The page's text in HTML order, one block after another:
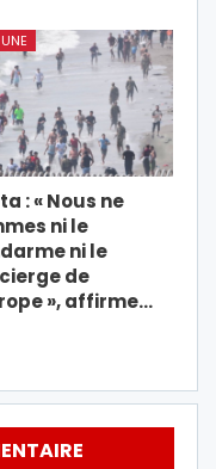
: « Nous ne
ni le
ni le
de
», affirme…